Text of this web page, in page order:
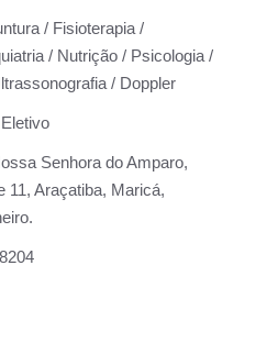
/ Fisioterapia /
/ Nutrição / Psicologia /
/ Doppler
Eletivo
Senhora do Amparo,
11, Araçatiba, Maricá,